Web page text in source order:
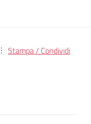
Stampa / Condividi